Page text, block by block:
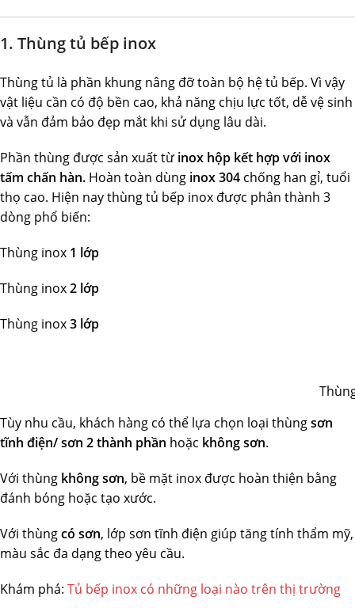
1. Thùng tủ bếp inox
Thùng tủ là phần khung nâng đỡ toàn bộ hệ tủ bếp. Vì vậy
vật liệu cần có độ bền cao, khả năng chịu lực tốt, dễ vệ sinh
và vẫn đảm bảo đẹp mắt khi sử dụng lâu dài.
Phần thùng được sản xuất từ inox hộp kết hợp với inox
tấm chấn hàn. Hoàn toàn dùng inox 304 chống han gỉ, tuổi
thọ cao. Hiện nay thùng tủ bếp inox được phân thành 3
dòng phổ biến:
Thùng inox 1 lớp
Thùng inox2 lớp
Thùng inox3 lớp
Tùy nhu cầu, khách hàng có thể lựa chọn loại thùngsơn
tĩnh điện/ sơn 2 thành phần hoặc không sơn.
Với thùng không sơn, bề mặt inox được hoàn thiện bằng
đánh bóng hoặc tạo xước.
Với thùngcó sơn, lớp sơn tĩnh điện giúp tăng tính thẩm mỹ,
màu sắc đa dạng theo yêu cầu.
Khám phá: Tủ bếp inox có những loại nào trên thị trường